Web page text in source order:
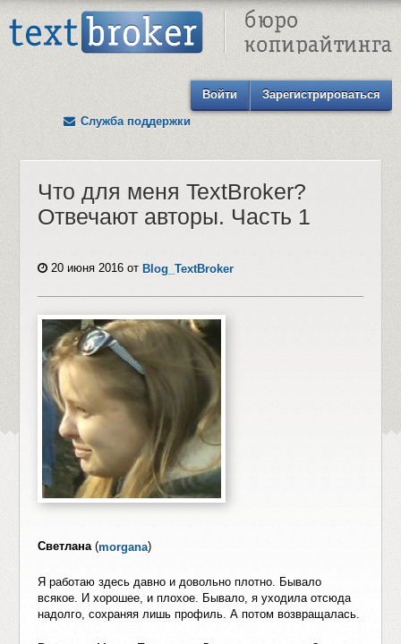
Войти
Зарегистрироваться
Служба поддержки
Что для меня TextBroker?
Отвечают авторы. Часть 1
20 июня 2016отBlog_TextBroker
Светлана (morgana)
Я работаю здесь давно и довольно плотно. Бывало
всякое. И хорошее, и плохое. Бывало, я уходила отсюда
надолго, сохраняя лишь профиль. А потом возвращалась.